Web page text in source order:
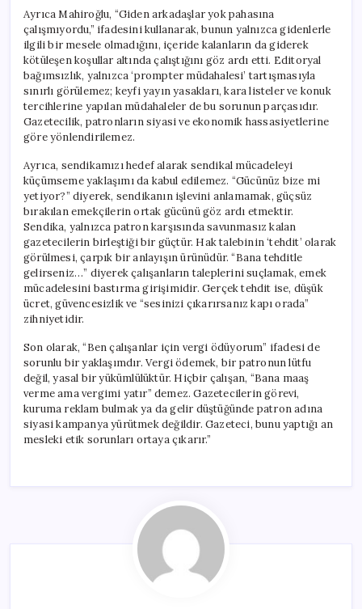
Ayrıca Mahiroğlu, “Giden arkadaşlar yok pahasına
çalışmıyordu,” ifadesini kullanarak, bunun yalnızca gidenlerle
ilgili bir mesele olmadığını, içeride kalanların da giderek
kötüleşen koşullar altında çalıştığını göz ardı etti. Editoryal
bağımsızlık, yalnızca ‘prompter müdahalesi’ tartışmasıyla
sınırlı görülemez; keyfi yayın yasakları, kara listeler ve konuk
tercihlerine yapılan müdahaleler de bu sorunun parçasıdır.
Gazetecilik, patronların siyasi ve ekonomik hassasiyetlerine
göre yönlendirilemez.
Ayrıca, sendikamızı hedef alarak sendikal mücadeleyi
küçümseme yaklaşımı da kabul edilemez. “Gücünüz bize mi
yetiyor?” diyerek, sendikanın işlevini anlamamak, güçsüz
bırakılan emekçilerin ortak gücünü göz ardı etmektir.
Sendika, yalnızca patron karşısında savunmasız kalan
gazetecilerin birleştiği bir güçtür. Hak talebinin ‘tehdit’ olarak
görülmesi, çarpık bir anlayışın ürünüdür. “Bana tehditle
gelirseniz…” diyerek çalışanların taleplerini suçlamak, emek
mücadelesini bastırma girişimidir. Gerçek tehdit ise, düşük
ücret, güvencesizlik ve “sesinizi çıkarırsanız kapı orada”
zihniyetidir.
Son olarak, “Ben çalışanlar için vergi ödüyorum” ifadesi de
sorunlu bir yaklaşımdır. Vergi ödemek, bir patronun lütfu
değil, yasal bir yükümlülüktür. Hiçbir çalışan, “Bana maaş
verme ama vergimi yatır” demez. Gazetecilerin görevi,
kuruma reklam bulmak ya da gelir düştüğünde patron adına
siyasi kampanya yürütmek değildir. Gazeteci, bunu yaptığı an
mesleki etik sorunları ortaya çıkarır.”